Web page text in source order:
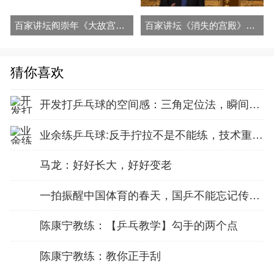
百家讲坛阎崇年《大故宫》视频和音频全集百度网盘下载 百家讲坛《消失的宫殿》视频和音频全集百度网盘下载
猜你喜欢
开发打乒乓球的空间感：三角定位法，瞬间找准最佳击球点
业余练乒乓球:反手拧拉不是不能练，技术重点就不在手上
马龙：好好长大，好好变老
一拍振醒中国体育的春天，国乒不能忘记传奇前辈这份初心！
陈康宁教练：【乒乓教学】勾手的两个点
陈康宁教练：教你正手刮